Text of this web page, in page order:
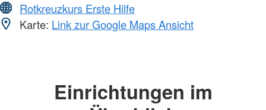
Rotkreuzkurs Erste Hilfe
Karte: Link zur Google Maps Ansicht
Einrichtungen im